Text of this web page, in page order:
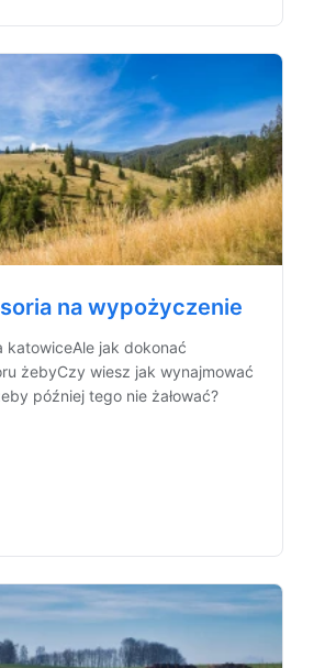
na wypożyczenie
katowiceAle jak dokonać
żebyCzy wiesz jak wynajmować
później tego nie żałować?